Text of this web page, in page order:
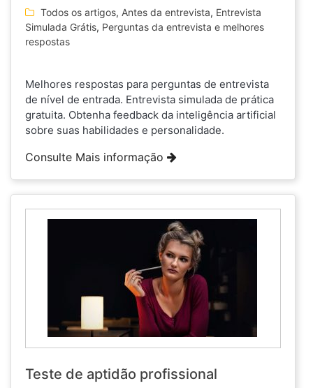
Todos os artigos, Antes da entrevista, Entrevista
Simulada Grátis, Perguntas da entrevista e melhores
respostas
Melhores respostas para perguntas de entrevista
de nível de entrada. Entrevista simulada de prática
gratuita. Obtenha feedback da inteligência artificial
sobre suas habilidades e personalidade.
Consulte Mais informação
Teste de aptidão profissional